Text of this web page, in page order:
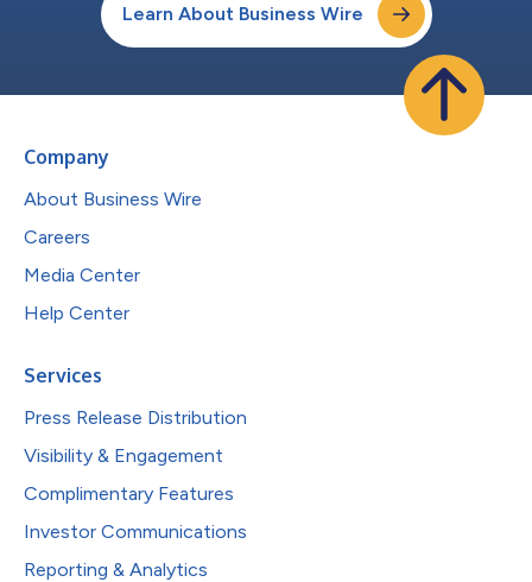
Learn About Business Wire
Company
About Business Wire
Careers
Media Center
Help Center
Services
Press Release Distribution
Visibility & Engagement
Complimentary Features
Investor Communications
Reporting & Analytics